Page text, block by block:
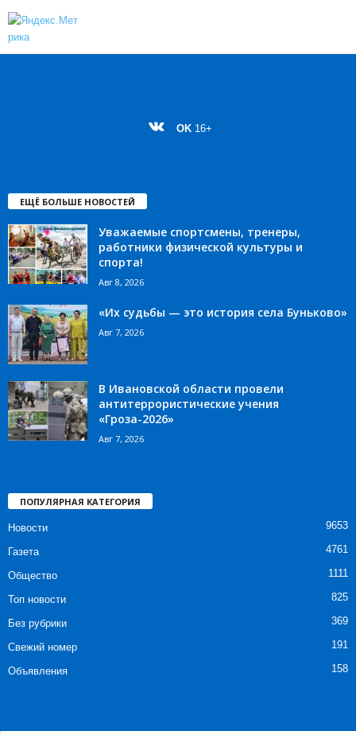
OK 16+
ЕЩЁ БОЛЬШЕ НОВОСТЕЙ
Уважаемые спортсмены, тренеры,
работники физической культуры и
спорта!
Авг 8, 2026
«Их судьбы — это история села Буньково»
Авг 7, 2026
В Ивановской области провели
антитеррористические учения
«Гроза-2026»
Авг 7, 2026
ПОПУЛЯРНАЯ КАТЕГОРИЯ
Новости 9653
Газета 4761
Общество 1111
Топ новости 825
Без рубрики 369
Свежий номер 191
Объявления 158